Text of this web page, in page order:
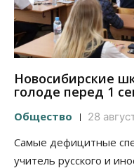
Новосибирские
голоде перед 1
Общество 28
Самые дефицитные
учитель русского и